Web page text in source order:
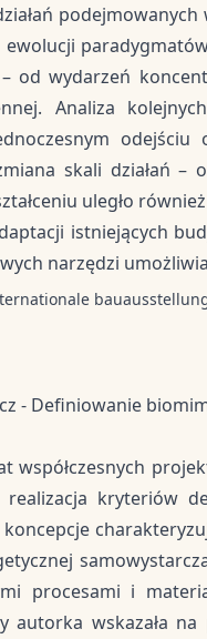
od wydarzeń
Analiza
skali działań
uległo
istniejących
narzędzi
- Definiowanie
współczesnych
realizacja kryteriów
procesami i
autorka wskazała